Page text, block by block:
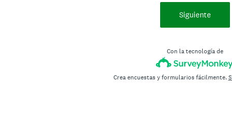
Siguiente
Con la tecnología de
Crea encuestas y formularios fácilmente.